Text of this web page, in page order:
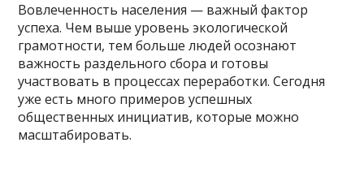
Вовлеченность населения — важный фактор
успеха. Чем выше уровень экологической
грамотности, тем больше людей осознают
важность раздельного сбора и готовы
участвовать в процессах переработки. Сегодня
уже есть много примеров успешных
общественных инициатив, которые можно
масштабировать.